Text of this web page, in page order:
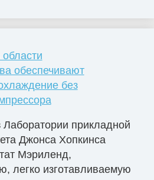
обеспечивают
без
прикладной
Джонса Хопкинса
Мэриленд,
легко изготавливаемую